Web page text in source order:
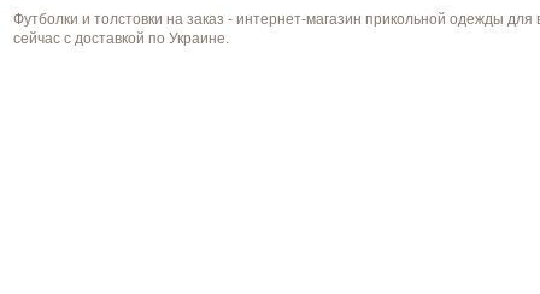
Футболки и толстовки на заказ - интернет-магазин прикольной одежды
сейчас с доставкой по Украине.